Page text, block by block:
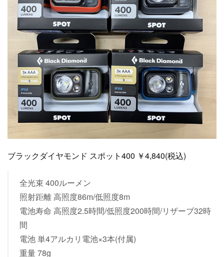
ブラックダイヤモンド スポット400 ￥4,840(税込)
全光束 400ルーメン
照射距離 高照度86m/低照度8m
電池寿命 高照度2.5時間/低照度200時間/リザーブ32時
間
電池 単4アルカリ電池×3本(付属)
重量 78g